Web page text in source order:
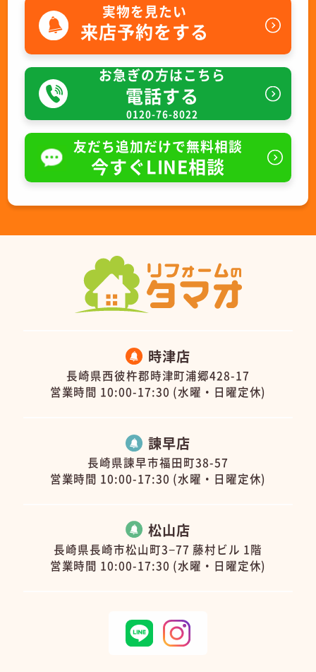
実物を見たい
来店予約をする
お急ぎの方はこちら
電話する
0120-76-8022
友だち追加だけで無料相談
今すぐLINE相談
時津店
長崎県西彼杵郡時津町浦郷428-17
営業時間 10:00-17:30 (水曜・日曜定休)
諫早店
長崎県諫早市福田町38-57
営業時間 10:00-17:30 (水曜・日曜定休)
松山店
長崎県長崎市松山町3−77 藤村ビル 1階
営業時間 10:00-17:30 (水曜・日曜定休)